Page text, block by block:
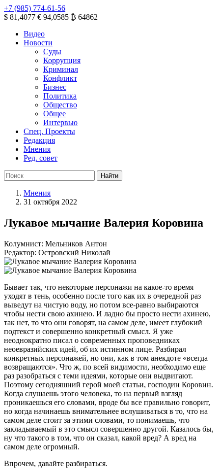
+7 (985) 774-61-56
$ 81,4077 € 94,0585 ₿ 64862
Видео
Новости
Суды
Коррупция
Криминал
Конфликт
Бизнес
Политика
Общество
Общее
Интервью
Спец. Проекты
Редакция
Мнения
Ред. совет
Мнения
31 октября 2022
Лукавое мычание Валерия Коровина
Колумнист: Мельников Антон
Редактор: Островский Николай
Бывает так, что некоторые персонажи на какое-то время
уходят в тень, особенно после того как их в очередной раз
выведут на чистую воду, но потом все-равно выбираются
чтобы нести свою ахинею. И ладно бы просто нести ахинею,
так нет, то что они говорят, на самом деле, имеет глубокий
подтекст и совершенно конкретный смысл. Я уже
неоднократно писал о современных проповедниках
неоевразийских идей, об их истинном лице. Разбирал
конкретных персонажей, но они, как в том анекдоте «всегда
возвращаются». Что ж, по всей видимости, необходимо еще
раз разобраться с теми идеями, которые они выдвигают.
Поэтому сегодняшний герой моей статьи, господин Коровин.
Когда слушаешь этого человека, то на первый взгляд
проникаешься его словами, вроде бы все правильно говорит,
но когда начинаешь внимательнее вслушиваться в то, что на
самом деле стоит за этими словами, то понимаешь, что
закладываемый в это смысл совершенно другой. Казалось бы,
ну что такого в том, что он сказал, какой вред? А вред на
самом деле огромный.
Впрочем, давайте разбираться.